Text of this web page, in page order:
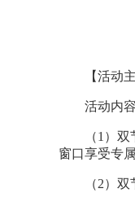
【活动
活动内容
（1）
窗口享受专
（2）